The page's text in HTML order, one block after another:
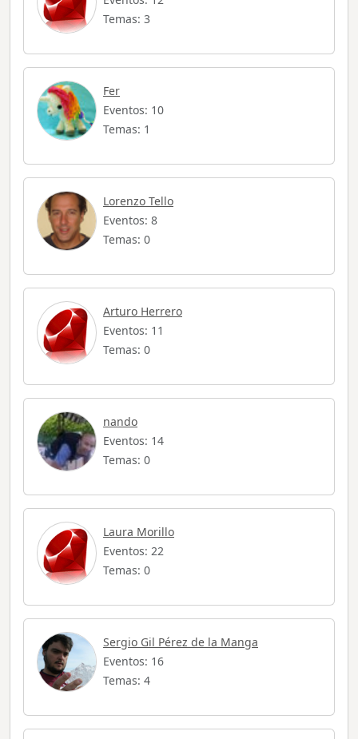
Temas: 3
Fer
Eventos: 10
Temas: 1
Lorenzo Tello
Eventos: 8
Temas: 0
Arturo Herrero
Eventos: 11
Temas: 0
nando
Eventos: 14
Temas: 0
Laura Morillo
Eventos: 22
Temas: 0
Sergio Gil Pérez de la Manga
Eventos: 16
Temas: 4